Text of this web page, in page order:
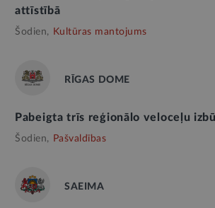
attīstībā
Šodien, Kultūras mantojums
RĪGAS DOME
Pabeigta trīs reģionālo veloceļu
Šodien, Pašvaldības
SAEIMA